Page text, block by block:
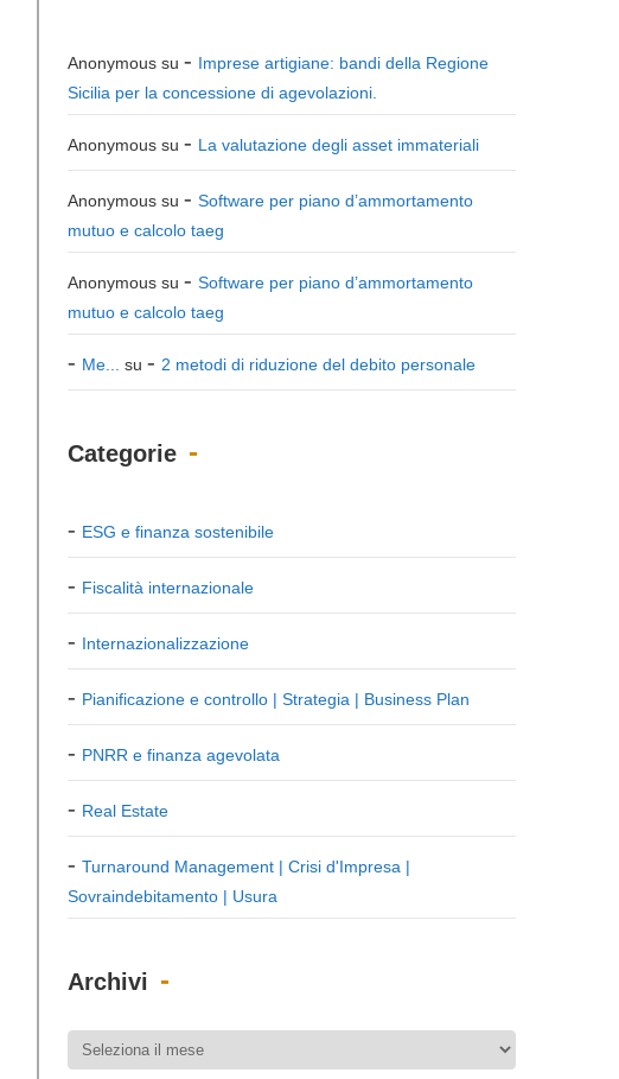
Anonymoussu
Imprese artigiane: bandi della Regione
Sicilia per la concessione di agevolazioni.
Anonymoussu La valutazione degli asset immateriali
Anonymoussu
Software per piano d’ammortamento
mutuo e calcolo taeg
Anonymoussu
Software per piano d’ammortamento
mutuo e calcolo taeg
Me... su 2 metodi di riduzione del debito personale
Categorie
ESG e finanza sostenibile
Fiscalità internazionale
Internazionalizzazione
Pianificazione e controllo | Strategia | Business Plan
PNRR e finanza agevolata
Real Estate
Turnaround Management | Crisi d'Impresa |
Sovraindebitamento | Usura
Archivi